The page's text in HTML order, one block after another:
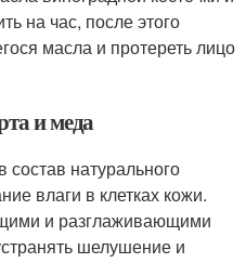
на час, после этого
масла и протереть лицо
и меда
натурального
влаги в клетках кожи.
и разглаживающими
шелушение и